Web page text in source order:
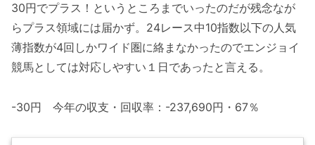
30円でプラス！というところまでいったのだが残念なが
らプラス領域には届かず。24レース中10指数以下の人気
薄指数が4回しかワイド圏に絡まなかったのでエンジョイ
競馬としては対応しやすい１日であったと言える。
-30円 今年の収支・回収率：-237,690円・67％